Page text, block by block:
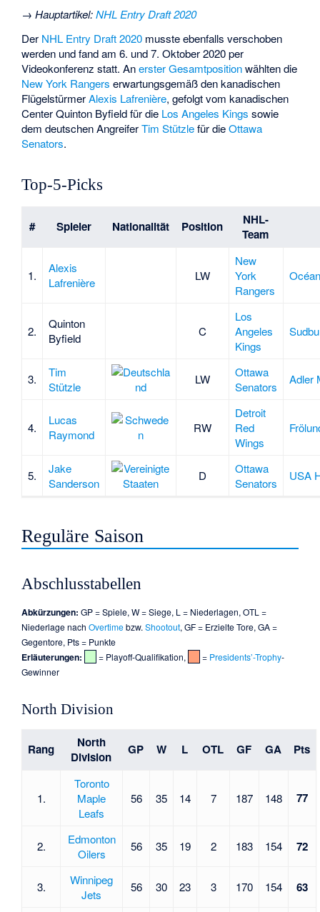
→Hauptartikel:NHL Entry Draft 2020
Der NHL Entry Draft 2020 musste ebenfalls verschoben
werden und fand am 6. und 7. Oktober 2020 per
Videokonferenz statt. Anerster Gesamtpositionwählten die
New York Rangers erwartungsgemäß den kanadischen
FlügelstürmerAlexis Lafrenière, gefolgt vom kanadischen
CenterQuinton Byfieldfür die Los Angeles Kings sowie
dem deutschen AngreiferTim Stützlefür dieOttawa
Senators.
Top-5-Picks
# Spieler Nationalität Position
NHL-
Team
1.
Alexis
Lafrenière
LW
New
York
Rangers
2.
Quinton
Byfield
C
Los
Angeles
Kings
3.
Tim
Stützle
LW
Ottawa
Senators
Adler
4.
Lucas
Raymond
RW
Detroit
Red
Wings
5.
Jake
Sanderson
D
Ottawa
Senators
USA
Reguläre Saison
Abschlusstabellen
Abkürzungen: GP = Spiele, W = Siege, L = Niederlagen, OTL =
Niederlage nachOvertimebzw.Shootout, GF = Erzielte Tore, GA =
Gegentore, Pts = Punkte
Erläuterungen: = Playoff-Qualifikation, = Presidents’-Trophy-
Gewinner
North Division
Rang
North
Division
GP W L OTL GF GA Pts
1.
Toronto
Maple
Leafs
56 35 14 7 187 148 77
2.
Edmonton
Oilers
56 35 19 2 183 154 72
3.
Winnipeg
Jets
56 30 23 3 170 154 63